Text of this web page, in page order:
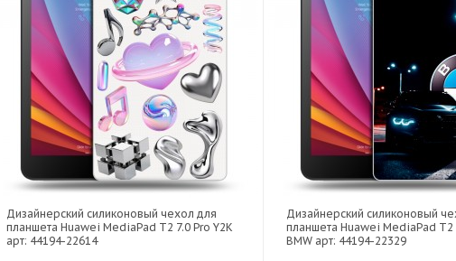
Дизайнерский силиконовый чехол для
планшета Huawei MediaPad T2 7.0 Pro Y2K
арт: 44194-22614
Дизайнерский силиконовый
планшета Huawei MediaPad T2
BMW арт: 44194-22329